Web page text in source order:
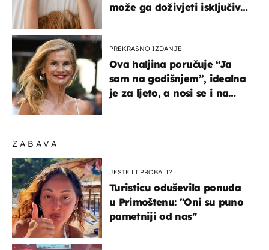
ZABAVA
JESTE LI PROBALI?
Turisticu oduševila ponuda
u Primoštenu: "Oni su puno
pametniji od nas"
može ga doživjeti isključivo
PREKRASNO IZDANJE
Ova haljina poručuje “Ja
sam na godišnjem”, idealna
je za ljeto, a nosi se i na